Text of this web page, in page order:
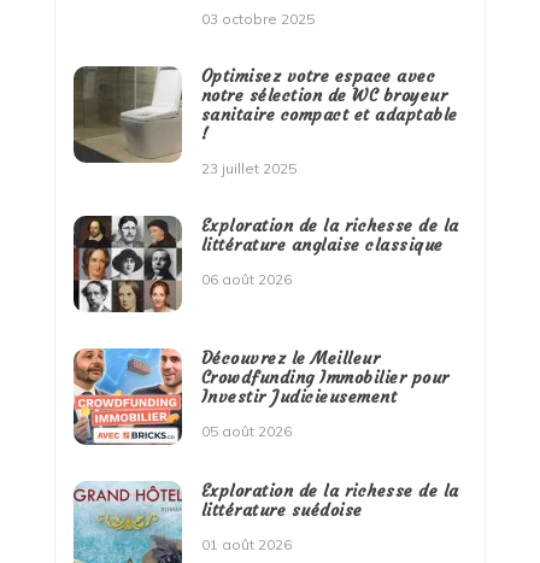
03 octobre 2025
Optimisez votre espace avec
notre sélection de WC broyeur
sanitaire compact et adaptable
!
23 juillet 2025
Exploration de la richesse de la
littérature anglaise classique
06 août 2026
Découvrez le Meilleur
Crowdfunding Immobilier pour
Investir Judicieusement
05 août 2026
Exploration de la richesse de la
littérature suédoise
01 août 2026